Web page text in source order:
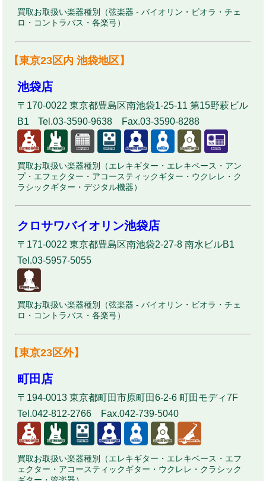
買取お取扱い楽器種別（弦楽器 - バイオリン・ビオラ・チェ
ロ・コントラバス・各楽弓）
【東京23区内 池袋地区】
池袋店
〒170-0022 東京都豊島区南池袋1-25-11 第15野萩ビル
B1 Tel.03-3590-9638 Fax.03-3590-8288
買取お取扱い楽器種別（エレキギター・エレキベース・アン
プ・エフェクター・アコースティックギター・ウクレレ・ク
ラシックギター・デジタル機器）
クロサワバイオリン池袋店
〒171-0022 東京都豊島区南池袋2-27-8 南水ビルB1
Tel.03-5957-5055
買取お取扱い楽器種別（弦楽器 - バイオリン・ビオラ・チェ
ロ・コントラバス・各楽弓）
【東京23区外】
町田店
〒194-0013 東京都町田市原町田6-2-6 町田モディ7F
Tel.042-812-2766 Fax.042-739-5040
買取お取扱い楽器種別（エレキギター・エレキベース・エフ
ェクター・アコースティックギター・ウクレレ・クラシック